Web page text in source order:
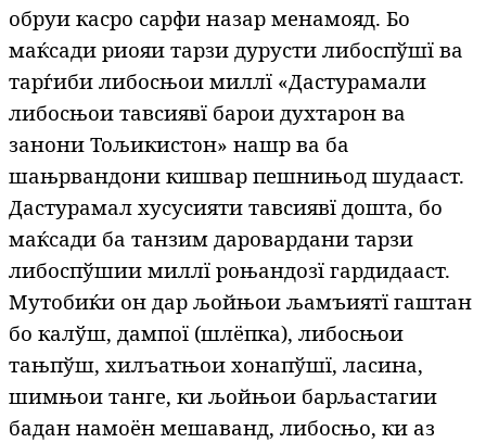
обруи касро сарфи назар менамояд. Бо
маќсади риояи тарзи дурусти либоспўшї ва
тарѓиби либосњои миллї «Дастурамали
либосњои тавсиявї барои духтарон ва
занони Тољикистон» нашр ва ба
шањрвандони кишвар пешнињод шудааст.
Дастурамал хусусияти тавсиявї дошта, бо
маќсади ба танзим даровардани тарзи
либоспўшии миллї роњандозї гардидааст.
Мутобиќи он дар љойњои љамъиятї гаштан
бо калўш, дампої (шлёпка), либосњои
тањпўш, хилъатњои хонапўшї, ласина,
шимњои танге, ки љойњои барљастагии
бадан намоён мешаванд, либосњо, ки аз